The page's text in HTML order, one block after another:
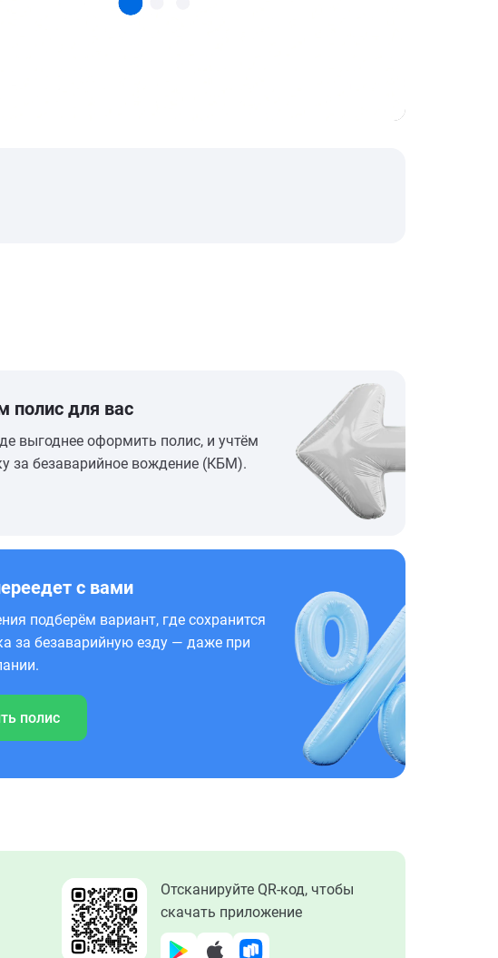
полис для вас
выгоднее оформить полис, и учтём
за безаварийное вождение (КБМ).
с вами
подберём вариант, где сохранится
за безаварийную езду — даже при
полис
Отсканируйте QR-код, чтобы
скачать приложение